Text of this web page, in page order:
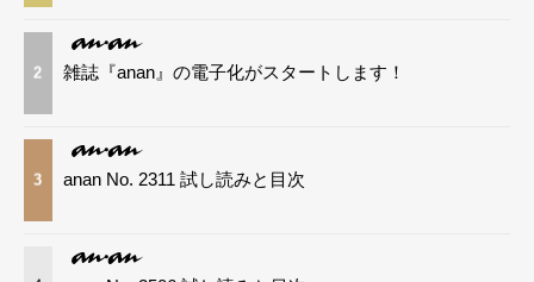
2 雑誌『anan』の電子化がスタートします！
3 anan No. 2311 試し読みと目次